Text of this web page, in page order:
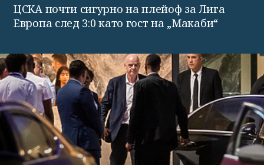
ЦСКА почти сигурно на плейоф за Лига
Европа след 3:0 като гост на „Макаби“